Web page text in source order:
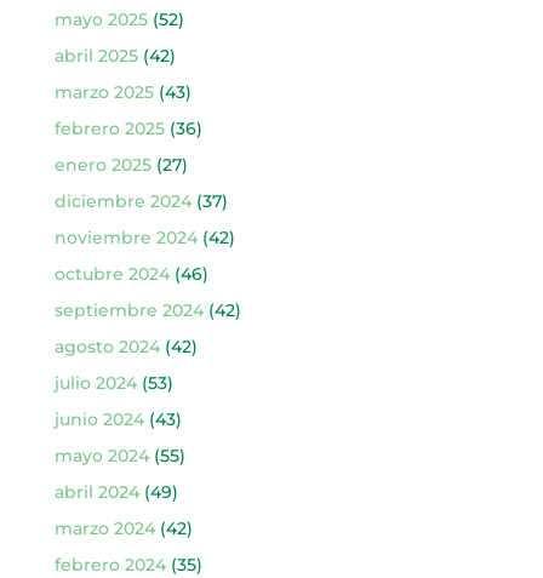
mayo 2025(52)
abril 2025(42)
marzo 2025(43)
febrero 2025(36)
enero 2025(27)
diciembre 2024(37)
noviembre 2024(42)
octubre 2024(46)
septiembre 2024(42)
agosto 2024(42)
julio 2024(53)
junio 2024(43)
mayo 2024(55)
abril 2024(49)
marzo 2024(42)
febrero 2024(35)